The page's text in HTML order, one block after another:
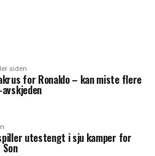
siden
for Ronaldo – kan miste flere
utestengt i sju kamper for